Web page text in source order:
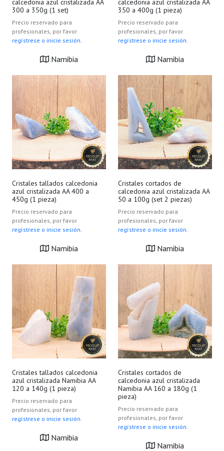
calcedonia azul cristalizada AA
300 a 350g (1 set)
Precio reservado para
profesionales, por favor
regístrese o inicie sesión.
Namibia
calcedonia azul cristalizada AA
350 a 400g (1 pieza)
Precio reservado para
profesionales, por favor
regístrese o inicie sesión.
Namibia
Cristales tallados calcedonia
azul cristalizada AA 400 a
450g (1 pieza)
Precio reservado para
profesionales, por favor
regístrese o inicie sesión.
Namibia
Cristales cortados de
calcedonia azul cristalizada AA
50 a 100g (set 2 piezas)
Precio reservado para
profesionales, por favor
regístrese o inicie sesión.
Namibia
Cristales tallados calcedonia
azul cristalizada Namibia AA
120 a 140g (1 pieza)
Precio reservado para
profesionales, por favor
regístrese o inicie sesión.
Namibia
Cristales cortados de
calcedonia azul cristalizada
Namibia AA 160 a 180g (1
pieza)
Precio reservado para
profesionales, por favor
regístrese o inicie sesión.
Namibia